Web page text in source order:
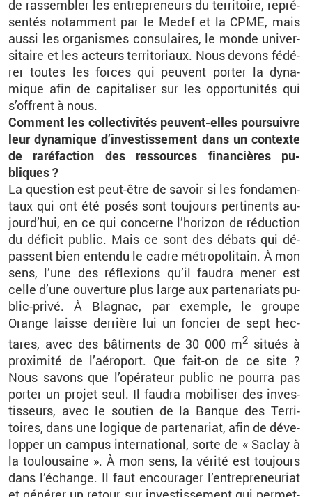
de ras­sem­bler les en­tre­pre­neurs du ter­ri­toire, re­pré­
sen­tés no­tam­ment par le Medef et la CPME, mais
aussi les or­ga­nismes consu­laires, le monde uni­ver­
si­taire et les ac­teurs ter­ri­to­riaux. Nous de­vons fé­dé­
rer toutes les forces qui peuvent por­ter la dy­na­
mique afin de ca­pi­ta­li­ser sur les op­por­tu­ni­tés qui
s’offrent à nous.
Com­ment les col­lec­ti­vi­tés peuvent-elles pour­suivre
leur dy­na­mique d’in­ves­tis­se­ment dans un contexte
de ra­ré­fac­tion des res­sources fi­nan­cières pu­
bliques ?
La ques­tion est peut-être de sa­voir si les fon­da­men­
taux qui ont été posés sont tou­jours per­ti­nents au­
jour­d’hui, en ce qui concerne l’ho­ri­zon de ré­duc­tion
du dé­fi­cit pu­blic. Mais ce sont des dé­bats qui dé­
passent bien en­tendu le cadre mé­tro­po­li­tain. À mon
sens, l’une des ré­flexions qu’il fau­dra mener est
celle d’une ou­ver­ture plus large aux par­te­na­riats pu­
blic-privé. À Bla­gnac, par exemple, le groupe
Orange laisse der­rière lui un fon­cier de sept hec­
tares, avec des bâ­ti­ments de 30 000 m2 si­tués à
proxi­mité de l’aé­ro­port. Que fait-on de ce site ?
Nous sa­vons que l’opé­ra­teur pu­blic ne pourra pas
por­ter un pro­jet seul. Il fau­dra mo­bi­li­ser des in­ves­
tis­seurs, avec le sou­tien de la Banque des Ter­ri­
toires, dans une lo­gique de par­te­na­riat, afin de dé­ve­
lop­per un cam­pus in­ter­na­tio­nal, sorte de « Sa­clay à
la tou­lou­saine ». À mon sens, la vé­rité est tou­jours
dans l’échange. Il faut en­cou­ra­ger l’en­tre­pre­neu­riat